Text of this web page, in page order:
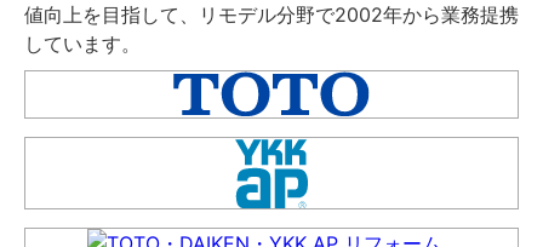
値向上を目指して、リモデル分野で2002年から業務提携
しています。